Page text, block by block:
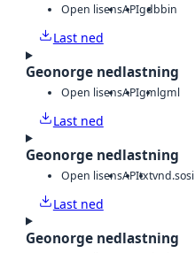
Open lisensAPIgdbbin
Last ned
Geonorge nedlastning
Open lisensAPIgmlgml
Last ned
Geonorge nedlastning
Open lisensAPItxtvnd.sosi
Last ned
Geonorge nedlastning